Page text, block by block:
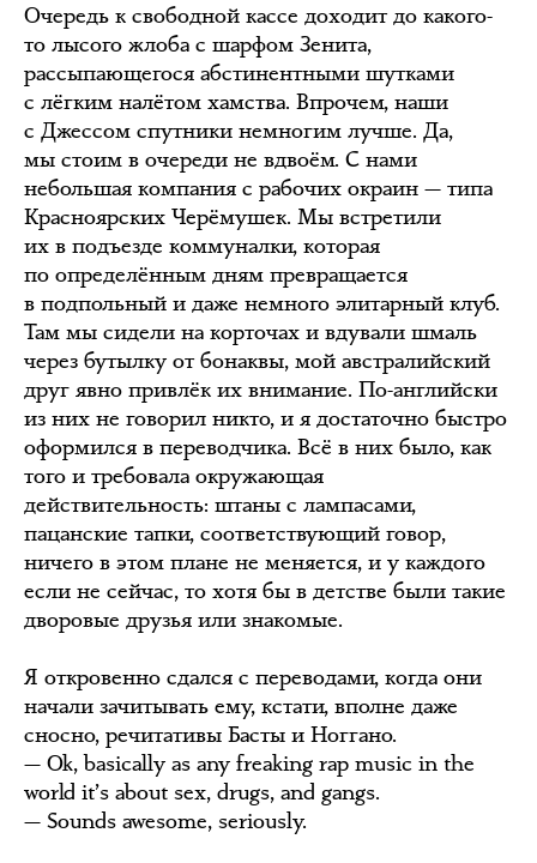
Очередь к свободной кассе доходит до какого-
то лысого жлоба с шарфом Зенита,
рассыпающегося абстинентными шутками
с лёгким налётом хамства. Впрочем, наши
с Джессом спутники немногим лучше. Да,
мы стоим в очереди не вдвоём. С нами
небольшая компания с рабочих окраин — типа
Красноярских Черёмушек. Мы встретили
их в подъезде коммуналки, которая
по определённым дням превращается
в подпольный и даже немного элитарный клуб.
Там мы сидели на корточах и вдували шмаль
через бутылку от бонаквы, мой австралийский
друг явно привлёк их внимание. По-английски
из них не говорил никто, и я достаточно быстро
оформился в переводчика. Всё в них было, как
того и требовала окружающая
действительность: штаны с лампасами,
пацанские тапки, соответствующий говор,
ничего в этом плане не меняется, и у каждого
если не сейчас, то хотя бы в детстве были такие
дворовые друзья или знакомые.
Я откровенно сдался с переводами, когда они
начали зачитывать ему, кстати, вполне даже
сносно, речитативы Басты и Ноггано.
— Ok, basically as any freaking rap music in the
world it’s about sex, drugs, and gangs.
— Sounds awesome, seriously.